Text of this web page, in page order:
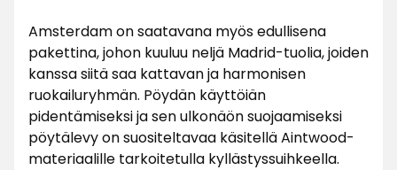
Amsterdam on saatavana myös edullisena
pakettina, johon kuuluu neljä Madrid-tuolia, joiden
kanssa siitä saa kattavan ja harmonisen
ruokailuryhmän. Pöydän käyttöiän
pidentämiseksi ja sen ulkonäön suojaamiseksi
pöytälevy on suositeltavaa käsitellä Aintwood-
materiaalille tarkoitetulla kyllästyssuihkeella.